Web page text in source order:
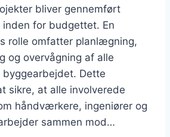
bliver gennemført
for budgettet. En
rolle omfatter planlægning,
og overvågning af alle
byggearbejdet. Dette
sikre, at alle involverede
håndværkere, ingeniører og
sammen mod…